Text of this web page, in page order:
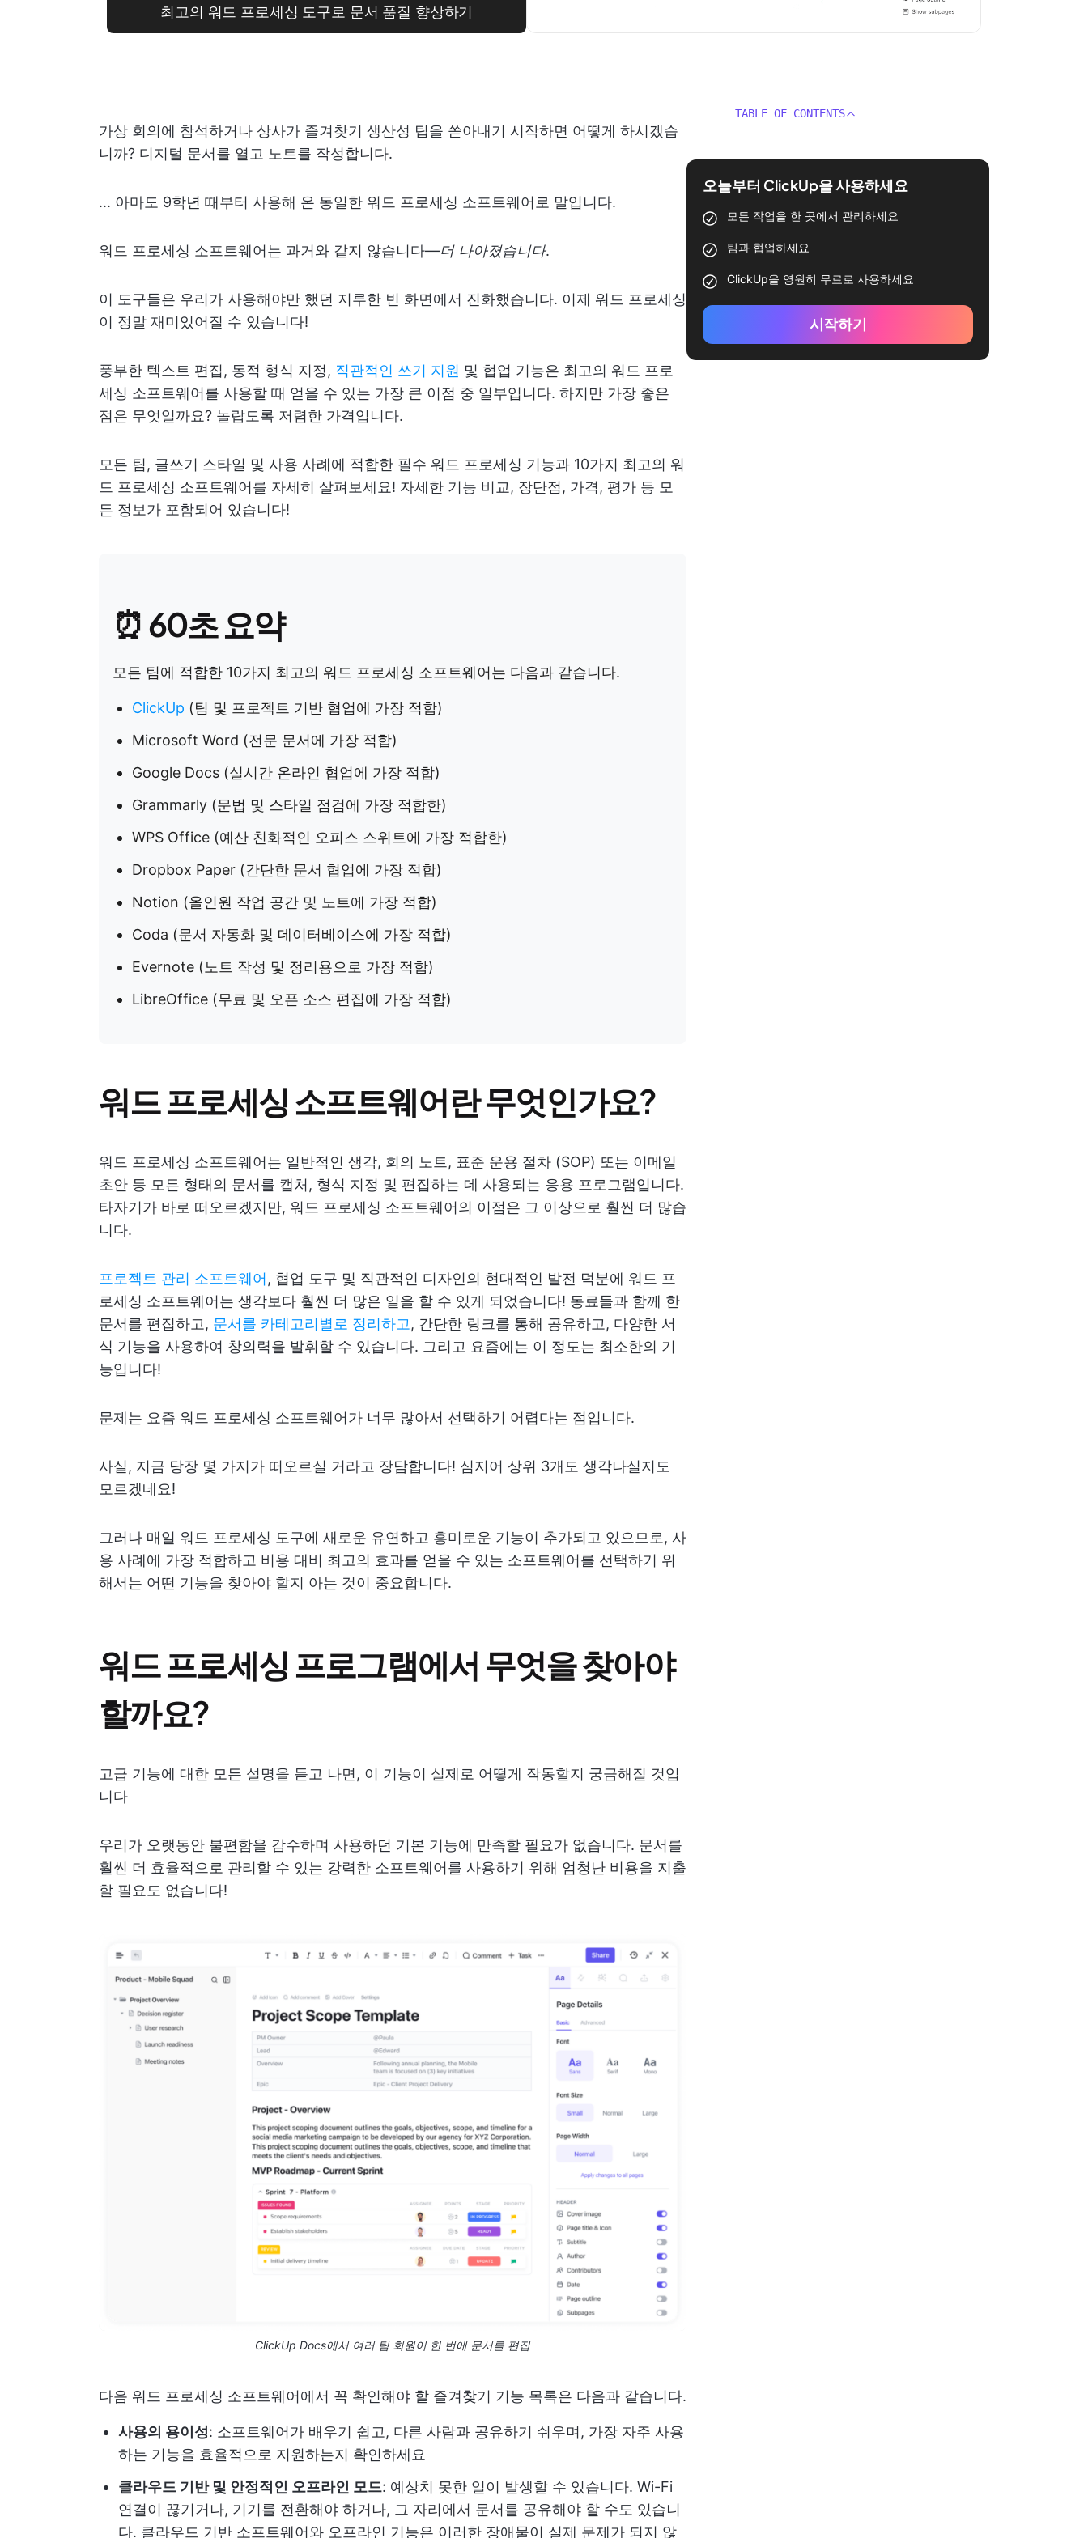
최고의 워드 프로세싱 도구로 문서 품질 향상하기
가상 회의에 참석하거나 상사가 즐겨찾기 생산성 팁을 쏟아내기 시작하면 어떻게 하시겠습
니까? 디지털 문서를 열고 노트를 작성합니다.
... 아마도 9학년 때부터 사용해 온 동일한 워드 프로세싱 소프트웨어로 말입니다.
워드 프로세싱 소프트웨어는 과거와 같지 않습니다—더 나아졌습니다.
이 도구들은 우리가 사용해야만 했던 지루한 빈 화면에서 진화했습니다. 이제 워드 프로세싱
이 정말 재미있어질 수 있습니다!
풍부한 텍스트 편집, 동적 형식 지정, 직관적인 쓰기 지원 및 협업 기능은 최고의 워드 프로
세싱 소프트웨어를 사용할 때 얻을 수 있는 가장 큰 이점 중 일부입니다. 하지만 가장 좋은
점은 무엇일까요? 놀랍도록 저렴한 가격입니다.
모든 팀, 글쓰기 스타일 및 사용 사례에 적합한 필수 워드 프로세싱 기능과 10가지 최고의 워
드 프로세싱 소프트웨어를 자세히 살펴보세요! 자세한 기능 비교, 장단점, 가격, 평가 등 모
든 정보가 포함되어 있습니다!
⏰ 60초 요약
모든 팀에 적합한 10가지 최고의 워드 프로세싱 소프트웨어는 다음과 같습니다.
ClickUp (팀 및 프로젝트 기반 협업에 가장 적합)
Microsoft Word (전문 문서에 가장 적합)
Google Docs (실시간 온라인 협업에 가장 적합)
Grammarly (문법 및 스타일 점검에 가장 적합한)
WPS Office (예산 친화적인 오피스 스위트에 가장 적합한)
Dropbox Paper (간단한 문서 협업에 가장 적합)
Notion (올인원 작업 공간 및 노트에 가장 적합)
Coda (문서 자동화 및 데이터베이스에 가장 적합)
Evernote (노트 작성 및 정리용으로 가장 적합)
LibreOffice (무료 및 오픈 소스 편집에 가장 적합)
워드 프로세싱 소프트웨어란 무엇인가요?
워드 프로세싱 소프트웨어는 일반적인 생각, 회의 노트, 표준 운용 절차 (SOP) 또는 이메일
초안 등 모든 형태의 문서를 캡처, 형식 지정 및 편집하는 데 사용되는 응용 프로그램입니다.
타자기가 바로 떠오르겠지만, 워드 프로세싱 소프트웨어의 이점은 그 이상으로 훨씬 더 많습
니다.
프로젝트 관리 소프트웨어 , 협업 도구 및 직관적인 디자인의 현대적인 발전 덕분에 워드 프
로세싱 소프트웨어는 생각보다 훨씬 더 많은 일을 할 수 있게 되었습니다! 동료들과 함께 한
문서를 편집하고, 문서를 카테고리별로 정리하고 , 간단한 링크를 통해 공유하고, 다양한 서
식 기능을 사용하여 창의력을 발휘할 수 있습니다. 그리고 요즘에는 이 정도는 최소한의 기
능입니다!
문제는 요즘 워드 프로세싱 소프트웨어가 너무 많아서 선택하기 어렵다는 점입니다.
사실, 지금 당장 몇 가지가 떠오르실 거라고 장담합니다! 심지어 상위 3개도 생각나실지도
모르겠네요!
그러나 매일 워드 프로세싱 도구에 새로운 유연하고 흥미로운 기능이 추가되고 있으므로, 사
용 사례에 가장 적합하고 비용 대비 최고의 효과를 얻을 수 있는 소프트웨어를 선택하기 위
해서는 어떤 기능을 찾아야 할지 아는 것이 중요합니다.
워드 프로세싱 프로그램에서 무엇을 찾아야
할까요?
고급 기능에 대한 모든 설명을 듣고 나면, 이 기능이 실제로 어떻게 작동할지 궁금해질 것입
니다
우리가 오랫동안 불편함을 감수하며 사용하던 기본 기능에 만족할 필요가 없습니다. 문서를
훨씬 더 효율적으로 관리할 수 있는 강력한 소프트웨어를 사용하기 위해 엄청난 비용을 지출
할 필요도 없습니다!
ClickUp Docs에서 여러 팀 회원이 한 번에 문서를 편집
다음 워드 프로세싱 소프트웨어에서 꼭 확인해야 할 즐겨찾기 기능 목록은 다음과 같습니다.
사용의 용이성: 소프트웨어가 배우기 쉽고, 다른 사람과 공유하기 쉬우며, 가장 자주 사용
하는 기능을 효율적으로 지원하는지 확인하세요
클라우드 기반 및 안정적인 오프라인 모드: 예상치 못한 일이 발생할 수 있습니다. Wi-Fi
연결이 끊기거나, 기기를 전환해야 하거나, 그 자리에서 문서를 공유해야 할 수도 있습니
다. 클라우드 기반 소프트웨어와 오프라인 기능은 이러한 장애물이 실제 문제가 되지 않
TABLE OF CONTENTS
오늘부터 ClickUp을 사용하세요
모든 작업을 한 곳에서 관리하세요
팀과 협업하세요
ClickUp을 영원히 무료로 사용하세요
시작하기